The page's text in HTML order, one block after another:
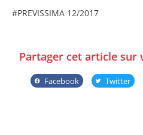
#PREVISSIMA 12/2017
Partager cet article sur
Facebook Twitter